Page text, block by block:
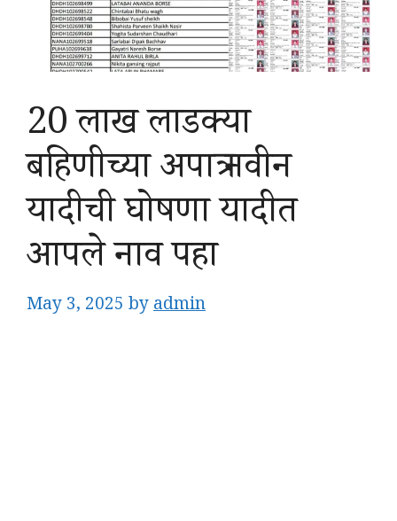
20 लाख लाडक्या
बहिणीच्या अपात्र नवीन
यादीची घोषणा यादीत
आपले नाव पहा
May 3, 2025 byadmin